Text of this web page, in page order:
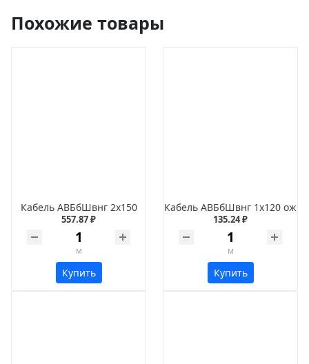
Похожие товары
Кабель АВБбШвнг 2х150
557.87 ₽
м
Купить
Кабель АВБбШвнг 1х120 ож
135.24 ₽
м
Купить